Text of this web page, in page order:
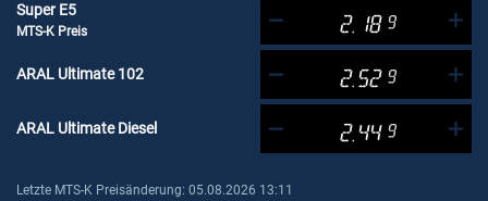
Super E5
MTS-K Preis 2.18 9
ARAL Ultimate 102 2.52 9
ARAL Ultimate Diesel 2.44 9
Letzte MTS-K Preisänderung: 05.08.2026 13:11